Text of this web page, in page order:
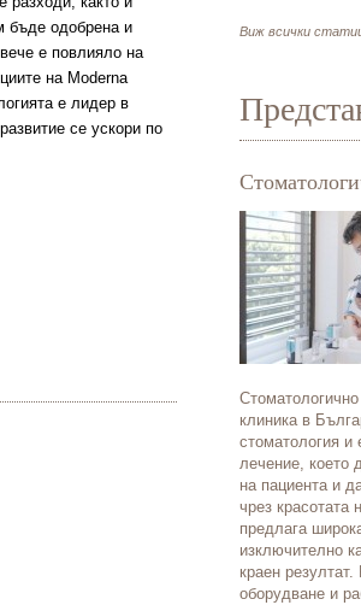
бъде одобрена и
е повлияло на
на Moderna
е лидер в
се ускори по
Виж всички
клиника в
стоматология и
лечение, което
на пациента и
чрез красотата
предлага
изключително
краен
оборудване и